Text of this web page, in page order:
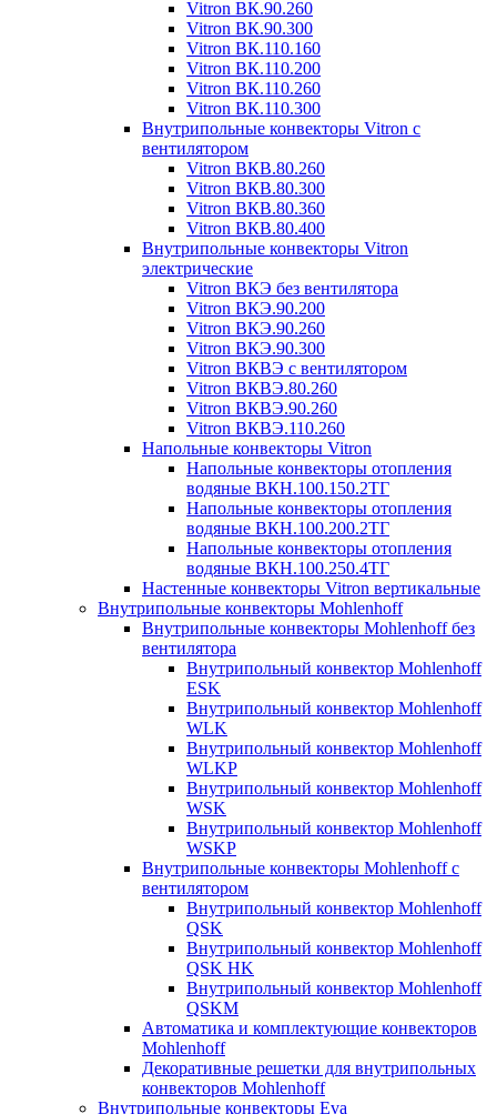
Vitron ВК.90.260
Vitron ВК.90.300
Vitron ВК.110.160
Vitron ВК.110.200
Vitron ВК.110.260
Vitron ВК.110.300
Внутрипольные конвекторы Vitron с
вентилятором
Vitron ВКВ.80.260
Vitron ВКВ.80.300
Vitron ВКВ.80.360
Vitron ВКВ.80.400
Внутрипольные конвекторы Vitron
электрические
Vitron ВКЭ без вентилятора
Vitron ВКЭ.90.200
Vitron ВКЭ.90.260
Vitron ВКЭ.90.300
Vitron ВКВЭ с вентилятором
Vitron ВКВЭ.80.260
Vitron ВКВЭ.90.260
Vitron ВКВЭ.110.260
Напольные конвекторы Vitron
Напольные конвекторы отопления
водяные ВКН.100.150.2ТГ
Напольные конвекторы отопления
водяные ВКН.100.200.2ТГ
Напольные конвекторы отопления
водяные ВКН.100.250.4ТГ
Настенные конвекторы Vitron вертикальные
Внутрипольные конвекторы Mohlenhoff
Внутрипольные конвекторы Mohlenhoff без
вентилятора
Внутрипольный конвектор Mohlenhoff
ESK
Внутрипольный конвектор Mohlenhoff
WLK
Внутрипольный конвектор Mohlenhoff
WLKP
Внутрипольный конвектор Mohlenhoff
WSK
Внутрипольный конвектор Mohlenhoff
WSKP
Внутрипольные конвекторы Mohlenhoff с
вентилятором
Внутрипольный конвектор Mohlenhoff
QSK
Внутрипольный конвектор Mohlenhoff
QSK HK
Внутрипольный конвектор Mohlenhoff
QSKM
Автоматика и комплектующие конвекторов
Mohlenhoff
Декоративные решетки для внутрипольных
конвекторов Mohlenhoff
Внутрипольные конвекторы Eva